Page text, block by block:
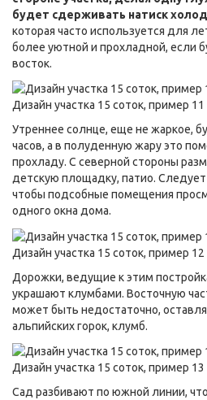
будет сдерживать натиск
которая часто используется для
более уютной и прохладной, если
восток.
Дизайн участка 15 соток, пример 11
Утреннее солнце, еще не жаркое,
часов, а в полуденную жару это
прохладу. С северной стороны
детскую площадку, патио. Следует
чтобы подсобные помещения
одного окна дома.
Дизайн участка 15 соток, пример 12
Дорожки, ведущие к этим
украшают клумбами. Восточную
может быть недостаточно,
альпийских горок, клумб.
Дизайн участка 15 соток, пример 13
Сад разбивают по южной линии,